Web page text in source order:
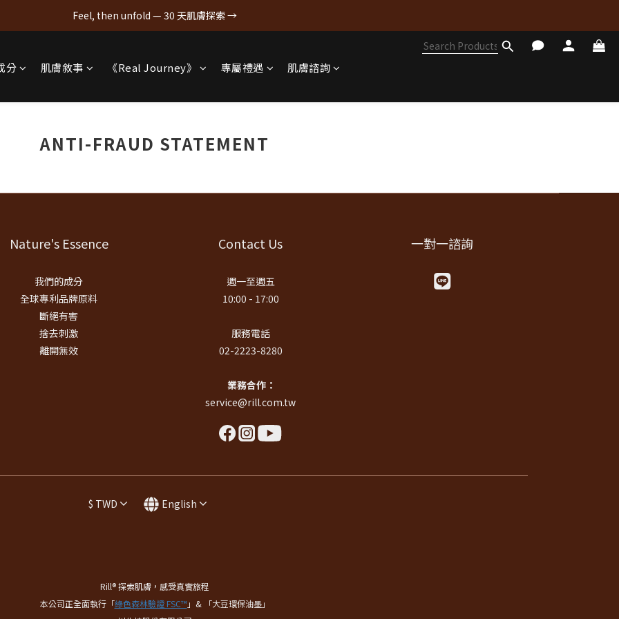
Feel, then unfold — 30 天肌膚探索 →
分 肌膚敘事 《Real Journey》 專屬禮遇 肌膚諮詢
ANTI-FRAUD STATEMENT
Nature's Essence
我們的成分
全球專利品牌原料
斷絕有害
捨去刺激
離開無效
Contact Us
週一至週五
10:00 - 17:00
服務電話
02-2223-8280
業務合作：
service@rill.com.tw
一對一諮詢
$ TWD English
Rill® 探索肌膚，感受真實旅程
本公司正全面執行「綠色森林驗證 FSC™ 」& 「大豆環保油墨」